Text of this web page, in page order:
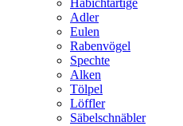
Habichtartige
Adler
Eulen
Rabenvögel
Spechte
Alken
Tölpel
Löffler
Säbelschnäbler